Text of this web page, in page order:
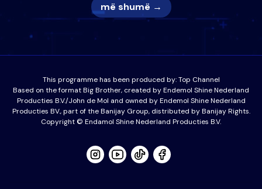
më shumë →
This programme has been produced by:Top Channel
Based on the format Big Brother, created by Endemol Shine Nederland
Producties B.V./John de Mol and owned by Endemol Shine Nederland
Producties BV., part of the Banijay Group, distributed by Banijay Rights.
Copyright © Endamol Shine Nederland Producties B.V.